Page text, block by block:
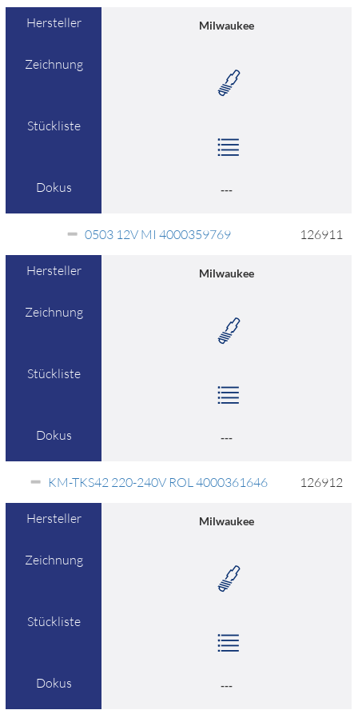
Hersteller Milwaukee
Zeichnung
Stückliste
Dokus ---
0503 12V MI 4000359769 126911
Hersteller Milwaukee
Zeichnung
Stückliste
Dokus ---
KM-TKS42 220-240V ROL 4000361646 126912
Hersteller Milwaukee
Zeichnung
Stückliste
Dokus ---